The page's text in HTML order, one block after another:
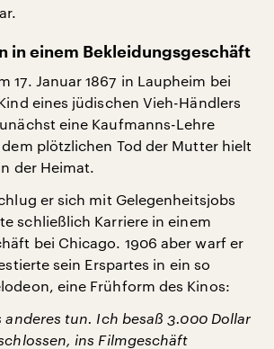
in einem Bekleidungsgeschäft
17. Januar 1867 in Laupheim bei
eines jüdischen Vieh-Händlers
eine Kaufmanns-Lehre
plötzlichen Tod der Mutter hielt
der Heimat.
er sich mit Gelegenheitsjobs
schließlich Karriere in einem
bei Chicago. 1906 aber warf er
sein Erspartes in ein so
eine Frühform des Kinos:
anderes tun. Ich besaß 3.000 Dollar
ins Filmgeschäft